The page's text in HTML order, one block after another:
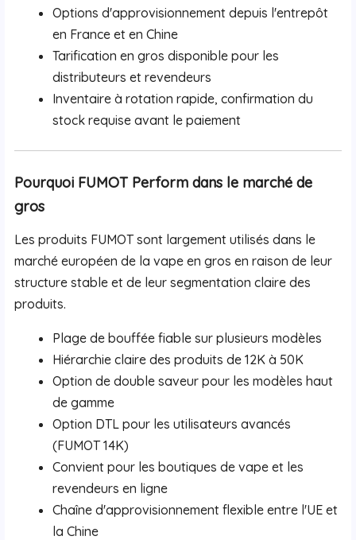
Options d'approvisionnement depuis l'entrepôt
en France et en Chine
Tarification en gros disponible pour les
distributeurs et revendeurs
Inventaire à rotation rapide, confirmation du
stock requise avant le paiement
Pourquoi FUMOT Perform dans le marché de
gros
Les produits FUMOT sont largement utilisés dans le
marché européen de la vape en gros en raison de leur
structure stable et de leur segmentation claire des
produits.
Plage de bouffée fiable sur plusieurs modèles
Hiérarchie claire des produits de 12K à 50K
Option de double saveur pour les modèles haut
de gamme
Option DTL pour les utilisateurs avancés
(FUMOT 14K)
Convient pour les boutiques de vape et les
revendeurs en ligne
Chaîne d'approvisionnement flexible entre l'UE et
la Chine